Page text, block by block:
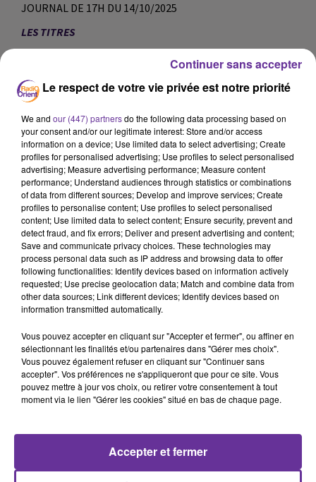
JOURNAL DE 17H DU 14/10/2025
LES TITRES
Le Premier ministre Sébastien Lecornu a annoncé la
suspension de la réforme des retraites, une décision
prise pour répondre aux exigences des socialistes. Ceux-ci
conditionnaient leur soutien au gouvernement à cette
suspension, afin d’éviter une motion de censure et de
repousser la dissolution de l’Assemblée nationale.
Malgré cela, le Rassemblement National, la France
Insoumise et les députés écologistes maintiennent leur
propre motion de censure.
Dans son discours, Sébastien Lecornu a également
déclaré qu’une contribution exceptionnelle serait
demandée aux Français les plus riches dans le cadre du
prochain budget. Il a par ailleurs confirmé que le
gouvernement renonçait au recours à l’article 49.3.
International – Proche-Orient
En Iran, la justice a condamné deux ressortissants
français à de lourdes peines de prison pour espionnage
au profit de la France et d’Israël. Leurs identités n’ont
pas été rendues publiques. Dans le même temps,
échange de prisonniers.
Dans la bande de Gaza, le Hamas renforce sa présence
dans les zones d’où l’armée israélienne s’est récemment
Le respect de votre vie privée est notre priorité
We and our (447) partnersdo the following data processing based on
your consent and/or our legitimate interest: Store and/or access
information on a device; Use limited data to select advertising; Create
profiles for personalised advertising; Use profiles to select personalised
advertising; Measure advertising performance; Measure content
performance; Understand audiences through statistics or combinations
of data from different sources; Develop and improve services; Create
profiles to personalise content; Use profiles to select personalised
content; Use limited data to select content; Ensure security, prevent and
detect fraud, and fix errors; Deliver and present advertising and content;
Save and communicate privacy choices. These technologies may
process personal data such as IP address and browsing data to offer
following functionalities: Identify devices based on information actively
requested; Use precise geolocation data; Match and combine data from
other data sources; Link different devices; Identify devices based on
information transmitted automatically.
Vous pouvez accepter en cliquant sur "Accepter et fermer", ou affiner en
sélectionnant les finalités et/ou partenaires dans "Gérer mes choix".
Vous pouvez également refuser en cliquant sur "Continuer sans
accepter". Vos préférences ne s'appliqueront que pour ce site. Vous
pouvez mettre à jour vos choix, ou retirer votre consentement à tout
moment via le lien "Gérer les cookies" situé en bas de chaque page.
Accepter et fermer
Continuer sans accepter